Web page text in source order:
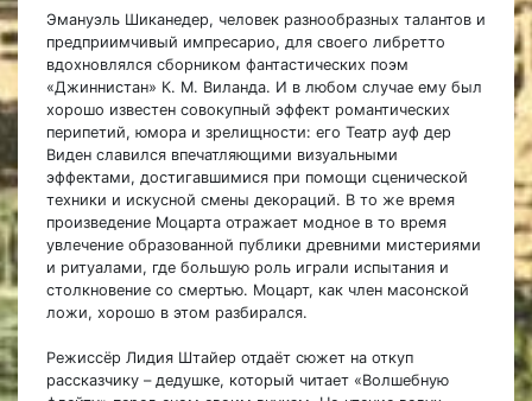
Эмануэль Шиканедер, человек разнообразных талантов и
предприимчивый импресарио, для своего либретто
вдохновлялся сборником фантастических поэм
«Джиннистан» К. М. Виланда. И в любом случае ему был
хорошо известен совокупный эффект романтических
перипетий, юмора и зрелищности: его Театр ауф дер
Виден славился впечатляющими визуальными
эффектами, достигавшимися при помощи сценической
техники и искусной смены декораций. В то же время
произведение Моцарта отражает модное в то время
увлечение образованной публики древними мистериями
и ритуалами, где большую роль играли испытания и
столкновение со смертью. Моцарт, как член масонской
ложи, хорошо в этом разбирался.
Режиссёр Лидия Штайер отдаёт сюжет на откуп
рассказчику – дедушке, который читает «Волшебную